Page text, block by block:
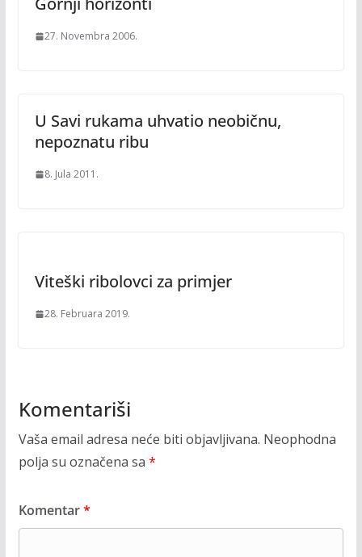
27. Novembra 2006.
U Savi rukama uhvatio neobičnu,
nepoznatu ribu
8. Jula 2011.
Viteški ribolovci za primjer
28. Februara 2019.
Komentariši
Vaša email adresa neće biti objavljivana. Neophodna
polja su označena sa *
Komentar*